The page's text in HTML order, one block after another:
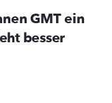
GMT ein
besser